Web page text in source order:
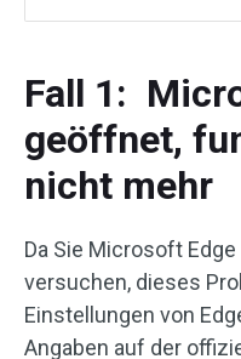
Fall 1:
geöffnet,
nicht mehr
Da Sie Microsoft
versuchen, dieses
Einstellungen von
Angaben auf der